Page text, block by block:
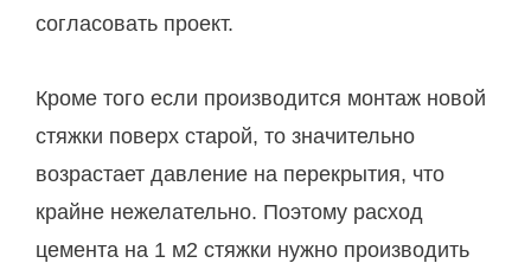
согласовать проект.
Кроме того если производится монтаж новой
стяжки поверх старой, то значительно
возрастает давление на перекрытия, что
крайне нежелательно. Поэтому расход
цемента на 1 м2 стяжки нужно производить